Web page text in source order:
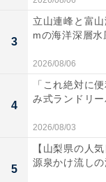
3
立山連峰と富
mの海洋深層
2026/08/06
4
「これ絶対に
み式ランドリ
2026/08/03
5
【山梨県の人
源泉かけ流し